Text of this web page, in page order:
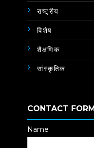
राष्ट्रीय
विशेष
शैक्षणिक
सांस्कृतिक
CONTACT FORM
Name